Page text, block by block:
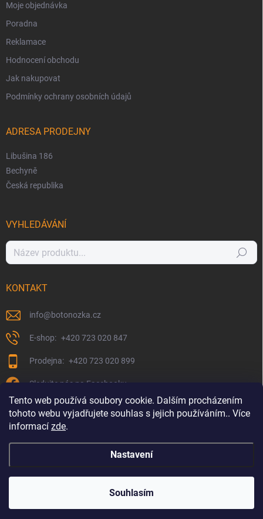
Tento web používá soubory cookie. Dalším procházením
tohoto webu vyjadřujete souhlas s jejich používáním.. Více
informací zde.
Nastavení
Souhlasím
Moje objednávka
Poradna
Reklamace
Hodnocení obchodu
Jak nakupovat
Podmínky ochrany osobních údajů
ADRESA PRODEJNY
Libušina 186
Bechyně
Česká republika
VYHLEDÁVÁNÍ
Hledat
KONTAKT
info@botonozka.cz
+420 723 020 847
+420 723 020 899
Sledujte nás na Facebooku
Botonozka.cz . Všechna práva vyhrazena.